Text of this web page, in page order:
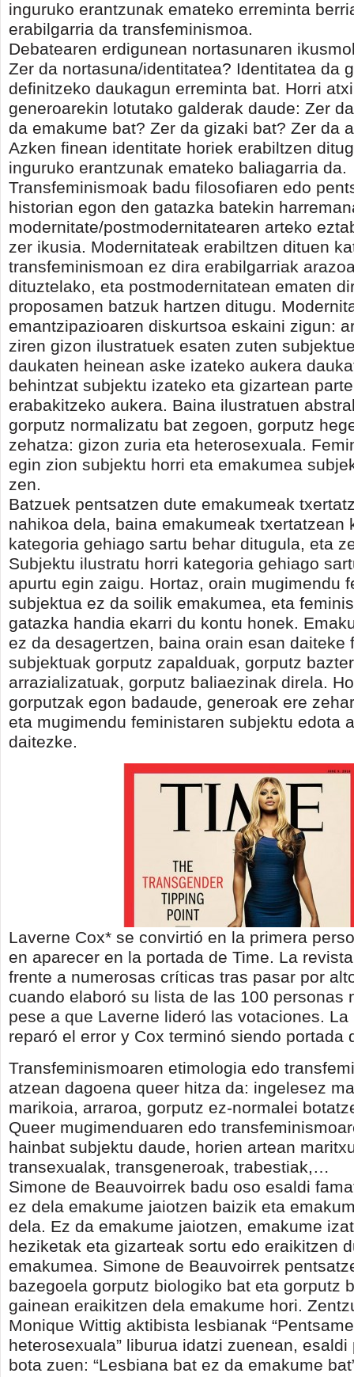
inguruko erantzunak emateko erreminta
erabilgarria da transfeminismoa.
Debatearen erdigunean nortasunaren
Zer da nortasuna/identitatea? Identitatea da
definitzeko daukagun erreminta bat. Horri
generoarekin lotutako galderak daude: Zer
da emakume bat? Zer da gizaki bat? Zer da
Azken finean identitate horiek erabiltzen
inguruko erantzunak emateko baliagarria da.
Transfeminismoak badu filosofiaren edo
historian egon den gatazka batekin
modernitate/postmodernitatearen arteko
zer ikusia. Modernitateak erabiltzen dituen
transfeminismoan ez dira erabilgarriak
dituztelako, eta postmodernitatean ematen
proposamen batzuk hartzen ditugu.
emantzipazioaren diskurtsoa eskaini zigun:
ziren gizon ilustratuek esaten zuten
daukaten heinean aske izateko aukera
behintzat subjektu izateko eta gizartean
erabakitzeko aukera. Baina ilustratuen
gorputz normalizatu bat zegoen, gorputz
zehatza: gizon zuria eta heterosexuala.
egin zion subjektu horri eta emakumea
zen.
Batzuek pentsatzen dute emakumeak
nahikoa dela, baina emakumeak txertatzean
kategoria gehiago sartu behar ditugula, eta
Subjektu ilustratu horri kategoria gehiago
apurtu egin zaigu. Hortaz, orain mugimendu
subjektua ez da soilik emakumea, eta
gatazka handia ekarri du kontu honek.
ez da desagertzen, baina orain esan daiteke
subjektuak gorputz zapalduak, gorputz
arrazializatuak, gorputz baliaezinak direla.
gorputzak egon badaude, generoak ere
eta mugimendu feministaren subjektu edota
daitezke.
Laverne Cox* se convirtió en la primera
en aparecer en la portada de Time. La
frente a numerosas críticas tras pasar por
cuando elaboró su lista de las 100 personas
pese a que Laverne lideró las votaciones.
reparó el error y Cox terminó siendo portada
Transfeminismoaren etimologia edo
atzean dagoena queer hitza da: ingelesez
marikoia, arraroa, gorputz ez-normalei
Queer mugimenduaren edo
hainbat subjektu daude, horien artean
transexualak, transgeneroak, trabestiak,…
Simone de Beauvoirrek badu oso esaldi
ez dela emakume jaiotzen baizik eta
dela. Ez da emakume jaiotzen, emakume
heziketak eta gizarteak sortu edo eraikitzen
emakumea. Simone de Beauvoirrek
bazegoela gorputz biologiko bat eta gorputz
gainean eraikitzen dela emakume hori.
Monique Wittig aktibista lesbianak
heterosexuala” liburua idatzi zuenean,
bota zuen: “Lesbiana bat ez da emakume